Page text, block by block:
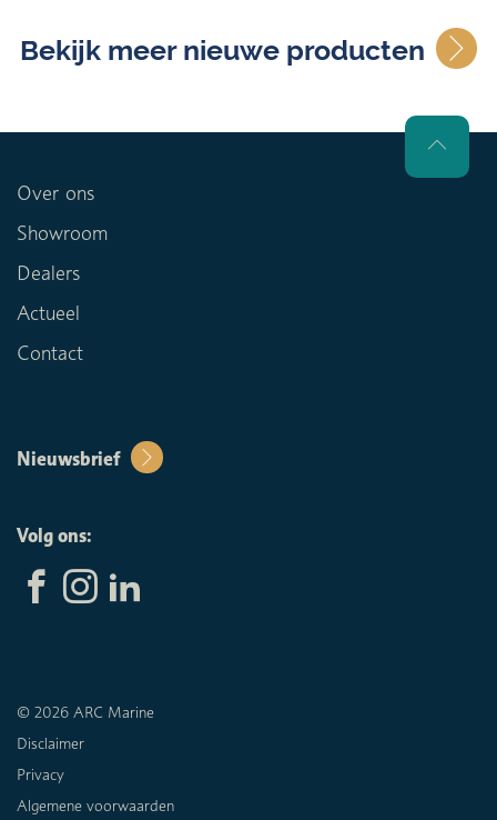
Bekijk meer nieuwe producten
Over ons
Showroom
Dealers
Actueel
Contact
Nieuwsbrief
Volg ons:
© 2026 ARC Marine
Disclaimer
Privacy
Algemene voorwaarden